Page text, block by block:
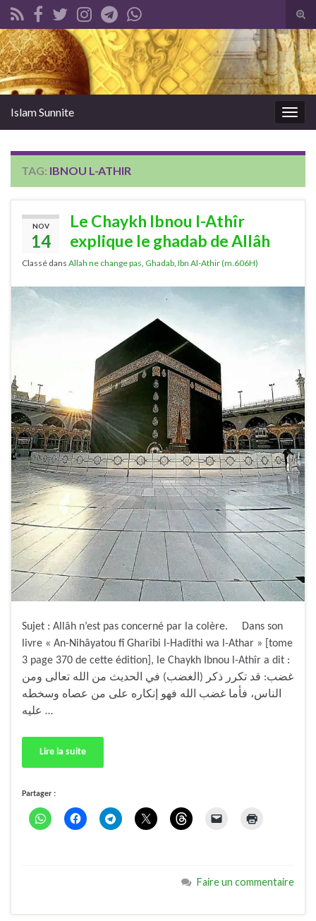
Search for:
Islam Sunnite
TAG: IBNOU L-ATHIR
NOV
14
Le Chaykh Ibnou l-Athîr
explique le ghadab de Allâh
Classé dans Allah ne change pas Ghadab Ibn Al-Athir (m.606H)
Sujet : Allâh n’est pas concerné par la colère. Dans son
livre « An-Nihâyatou fî Gharîbi l-Hadîthi wa l-Athar » [tome
3 page 370 de cette édition], le Chaykh Ibnou l-Athîr a dit :
غضب: قد تكرر ذكر (الغضب) في الحديث من الله تعالى ومن
الناس، فأما غضب الله فهو إنكاره على من عصاه وسخطه
عليه …
Lire la suite
Partager :
Faire un commentaire